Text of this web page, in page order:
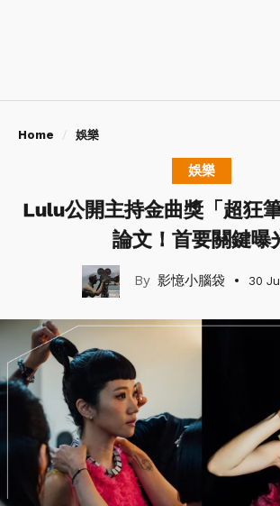
Home 娛樂
娛樂
Lulu公開主持金曲獎「超狂
論文！首要關鍵曝
影憶小腦袋 30